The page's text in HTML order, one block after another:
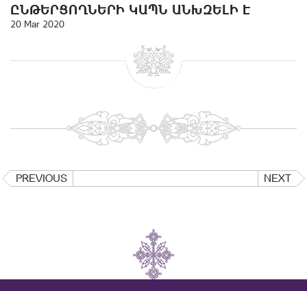
ԸՆԹԵՐՑՈՂՆԵՐԻ ԿԱՊՆ ԱՆԽԶԵԼԻ Է
20 Mar 2020
PREVIOUS NEXT